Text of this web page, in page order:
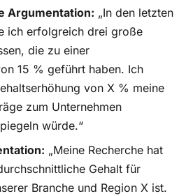
Argumentation: „In den letzten
ich erfolgreich drei große
die zu einer
15 % geführt haben. Ich
von X % meine
zum Unternehmen
würde.“
„Meine Recherche hat
Gehalt für
Branche und Region X ist.